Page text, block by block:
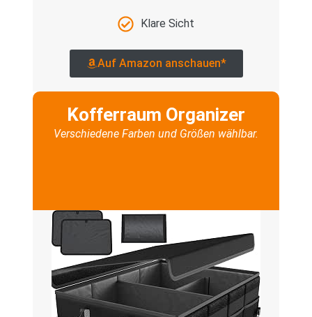
Klare Sicht
Auf Amazon anschauen*
Kofferraum Organizer
Verschiedene Farben und Größen wählbar.